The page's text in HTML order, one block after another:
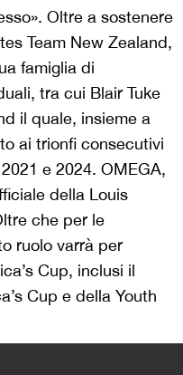
Oltre a sostenere
Team New Zealand,
famiglia di
tra cui Blair Tuke
il quale, insieme a
ai trionfi consecutivi
e 2024. OMEGA,
della Louis
che per le
ruolo varrà per
Cup, inclusi il
Cup e della Youth